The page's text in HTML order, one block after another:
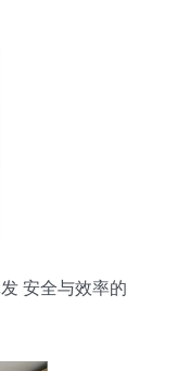
安全与效率的